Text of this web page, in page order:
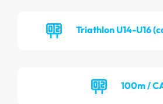
Triathlon U14-U16
100m /